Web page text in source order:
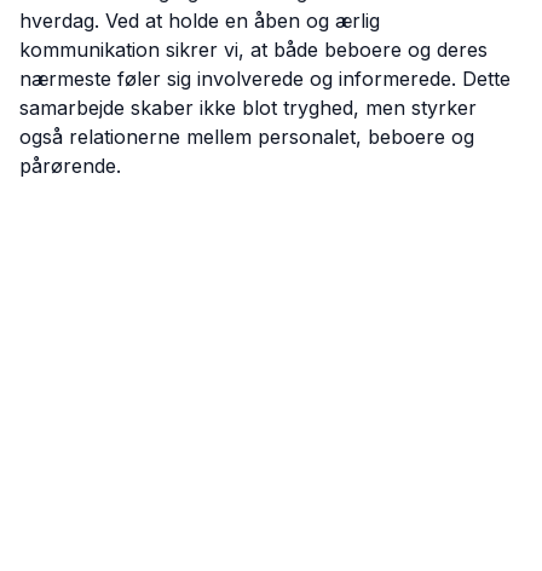
hverdag. Ved at holde en åben og ærlig
kommunikation sikrer vi, at både beboere og deres
nærmeste føler sig involverede og informerede. Dette
samarbejde skaber ikke blot tryghed, men styrker
også relationerne mellem personalet, beboere og
pårørende.